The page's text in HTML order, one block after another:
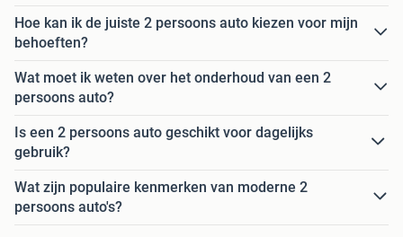
Hoe kan ik de juiste 2 persoons auto kiezen voor mijn
behoeften?
Wat moet ik weten over het onderhoud van een 2
persoons auto?
Is een 2 persoons auto geschikt voor dagelijks
gebruik?
Wat zijn populaire kenmerken van moderne 2
persoons auto's?